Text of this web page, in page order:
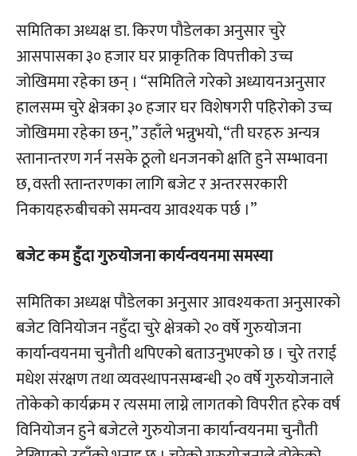
समितिका अध्यक्ष डा. किरण पौडेलका अनुसार चुरे
आसपासका ३० हजार घर प्राकृतिक विपत्तीको उच्च
जोखिममा रहेका छन् । “समितिले गरेको अध्यायनअनुसार
हालसम्म चुरे क्षेत्रका ३० हजार घर विशेषगरी पहिरोको उच्च
जोखिममा रहेका छन्,” उहाँले भन्नुभयो, “ती घरहरु अन्यत्र
स्तानान्तरण गर्न नसके ठूलो धनजनको क्षति हुने सम्भावना
छ, वस्ती स्तान्तरणका लागि बजेट र अन्तरसरकारी
निकायहरुबीचको समन्वय आवश्यक पर्छ ।”
बजेट कम हुँदा गुरुयोजना कार्यन्वयनमा समस्या
समितिका अध्यक्ष पौडेलका अनुसार आवश्यकता अनुसारको
बजेट विनियोजन नहुँदा चुरे क्षेत्रको २० वर्षे गुरुयोजना
कार्यान्वयनमा चुनौती थपिएको बताउनुभएको छ । चुरे तराई
मधेश संरक्षण तथा व्यवस्थापनसम्बन्धी २० वर्षे गुरुयोजनाले
तोकेको कार्यक्रम र त्यसमा लाग्ने लागतको विपरीत हरेक वर्ष
विनियोजन हुने बजेटले गुरुयोजना कार्यान्वयनमा चुनौती